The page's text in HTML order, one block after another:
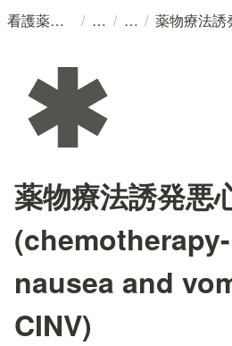
看護薬理学 / / /
薬物療法誘発悪
nausea and
CINV)